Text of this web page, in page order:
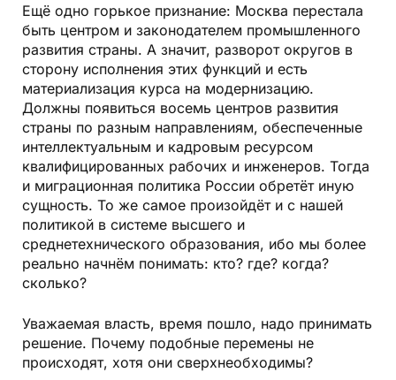
Ещё одно горькое признание: Москва перестала
быть центром и законодателем промышленного
развития страны. А значит, разворот округов в
сторону исполнения этих функций и есть
материализация курса на модернизацию.
Должны появиться восемь центров развития
страны по разным направлениям, обеспеченные
интеллектуальным и кадровым ресурсом
квалифицированных рабочих и инженеров. Тогда
и миграционная политика России обретёт иную
сущность. То же самое произойдёт и с нашей
политикой в системе высшего и
среднетехнического образования, ибо мы более
реально начнём понимать: кто? где? когда?
сколько?
Уважаемая власть, время пошло, надо принимать
решение. Почему подобные перемены не
происходят, хотя они сверхнеобходимы?